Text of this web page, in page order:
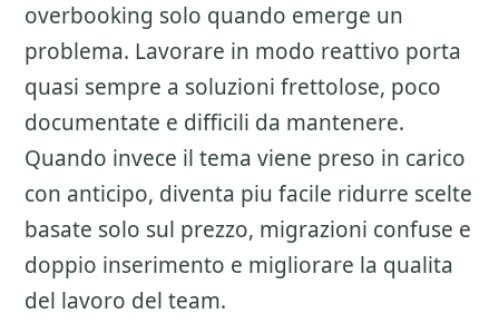
overbooking solo quando emerge un
problema. Lavorare in modo reattivo porta
quasi sempre a soluzioni frettolose, poco
documentate e difficili da mantenere.
Quando invece il tema viene preso in carico
con anticipo, diventa piu facile ridurre scelte
basate solo sul prezzo, migrazioni confuse e
doppio inserimento e migliorare la qualita
del lavoro del team.